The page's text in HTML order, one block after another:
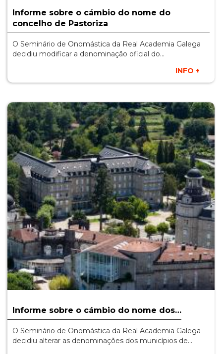
Informe sobre o cámbio do nome do
concelho de Pastoriza
O Seminário de Onomástica da Real Academia Galega
decidiu modificar a denominação oficial do…
INFO +
Informe sobre o cámbio do nome dos…
O Seminário de Onomástica da Real Academia Galega
decidiu alterar as denominações dos municípios de…